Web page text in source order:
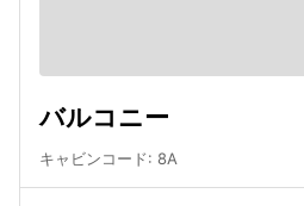
バルコニー
キャビンコード: 8A